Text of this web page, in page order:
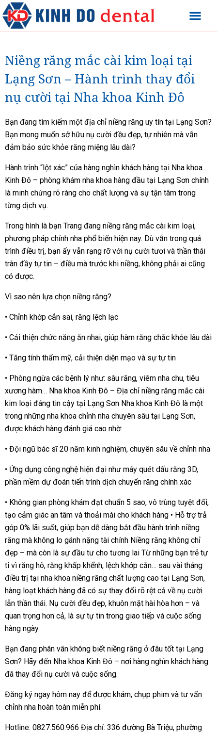
Niềng răng mắc cài kim loại tại
Lạng Sơn – Hành trình thay đổi
nụ cười tại Nha khoa Kinh Đô
Bạn đang tìm kiếm một địa chỉ niềng răng uy tín tại Lạng Sơn?
Bạn mong muốn sở hữu nụ cười đều đẹp, tự nhiên mà vẫn
đảm bảo sức khỏe răng miệng lâu dài?
Hành trình “lột xác” của hàng nghìn khách hàng tại Nha khoa
Kinh Đô – phòng khám nha khoa hàng đầu tại Lạng Sơn chính
là minh chứng rõ ràng cho chất lượng và sự tận tâm trong
từng dịch vụ.
Trong hình là bạn Trang đang niềng răng mắc cài kim loại,
phương pháp chỉnh nha phổ biến hiện nay. Dù vẫn trong quá
trình điều trị, bạn ấy vẫn rạng rỡ với nụ cười tươi và thần thái
tràn đầy tự tin – điều mà trước khi niềng, không phải ai cũng
có được.
Vì sao nên lựa chọn niềng răng?
• Chỉnh khớp cắn sai, răng lệch lạc
• Cải thiện chức năng ăn nhai, giúp hàm răng chắc khỏe lâu dài
• Tăng tính thẩm mỹ, cải thiện diện mạo và sự tự tin
• Phòng ngừa các bệnh lý như: sâu răng, viêm nha chu, tiêu
xương hàm… Nha khoa Kinh Đô – Địa chỉ niềng răng mắc cài
kim loại đáng tin cậy tại Lạng Sơn Nha khoa Kinh Đô là một
trong những nha khoa chỉnh nha chuyên sâu tại Lạng Sơn,
được khách hàng đánh giá cao nhờ:
• Đội ngũ bác sĩ 20 năm kinh nghiệm, chuyên sâu về chỉnh nha
• Ứng dụng công nghệ hiện đại như máy quét dấu răng 3D,
phần mềm dự đoán tiến trình dịch chuyển răng chính xác
• Không gian phòng khám đạt chuẩn 5 sao, vô trùng tuyệt đối,
tạo cảm giác an tâm và thoải mái cho khách hàng • Hỗ trợ trả
góp 0% lãi suất, giúp bạn dễ dàng bắt đầu hành trình niềng
răng mà không lo gánh nặng tài chính Niềng răng không chỉ
đẹp – mà còn là sự đầu tư cho tương lai Từ những bạn trẻ tự
ti vì răng hô, răng khấp khểnh, lệch khớp cắn… sau vài tháng
điều trị tại nha khoa niềng răng chất lượng cao tại Lạng Sơn,
hàng loạt khách hàng đã có sự thay đổi rõ rệt cả về nụ cười
lẫn thần thái. Nụ cười đều đẹp, khuôn mặt hài hòa hơn – và
quan trọng hơn cả, là sự tự tin trong giao tiếp và cuộc sống
hàng ngày.
Bạn đang phân vân không biết niềng răng ở đâu tốt tại Lạng
Sơn? Hãy đến Nha khoa Kinh Đô – nơi hàng nghìn khách hàng
đã thay đổi nụ cười và cuộc sống.
Đăng ký ngay hôm nay để được khám, chụp phim và tư vấn
chỉnh nha hoàn toàn miễn phí.
Hotline: 0827.560.966 Địa chỉ: 336 đường Bà Triệu, phường